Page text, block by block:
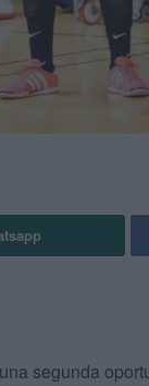
segunda